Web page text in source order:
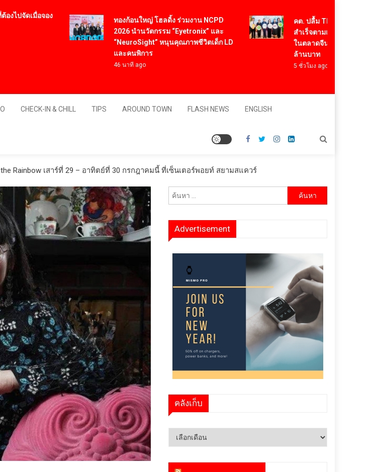
ปจัดเมื่อจอง
ทองก้อนใหญ่ โฮลดิ้ง ร่วมงาน NCPD
2026 นำนวัตกรรม “Eyetronix” และ
“NeuroSight” หนุนคุณภาพชีวิตเด็ก LD
และคนพิการ
46 นาที ago
คต. ปลื้ม Think Rice Think
สำเร็จตามเป้า สร้างความเชื่
ในตลาดจีน มั่นใจสร้างยอดข
ล้านบาท
5 ชั่วโมง ago
CHECK-IN & CHILL TIPS AROUND TOWN FLASH NEWS ENGLISH
Rainbow เสาร์ที่ 29 – อาทิตย์ที่ 30 กรกฎาคมนี้ ที่เซ็นเตอร์พอยท์ สยามสแควร์
ค้นหา
Advertisement
คลังเก็บ
คลัง